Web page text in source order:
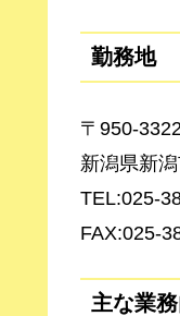
勤務地
〒950-3322
新潟県新
TEL:025-
FAX:025-
主な業